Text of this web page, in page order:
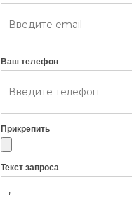
Ваш телефон
Прикрепить
Текст запроса